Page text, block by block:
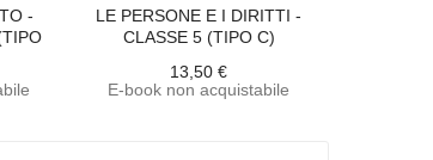
-
LE PERSONE E I DIRITTI -
CLASSE 5 (TIPO C)
13,50 €
E-book non acquistabile